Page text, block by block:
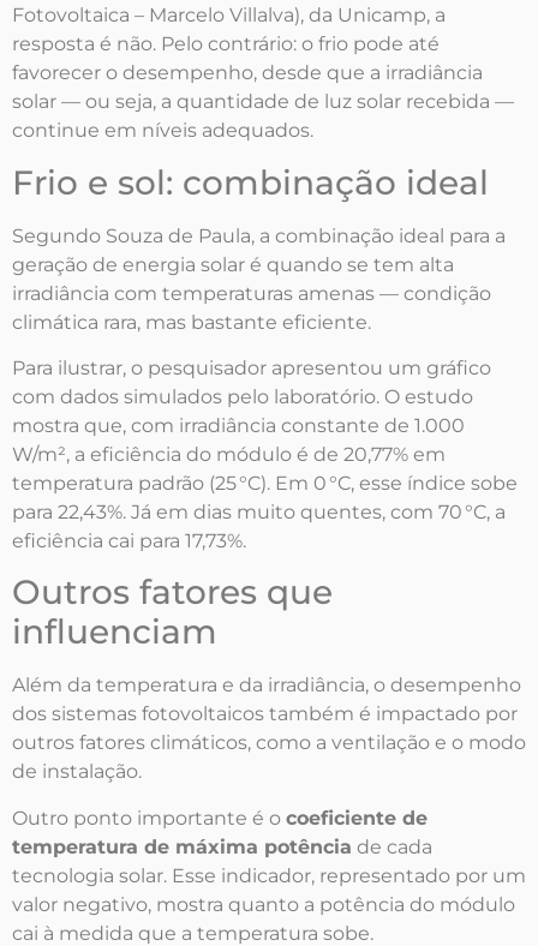
Fotovoltaica – Marcelo Villalva), da Unicamp, a
resposta é não. Pelo contrário: o frio pode até
favorecer o desempenho, desde que a irradiância
solar — ou seja, a quantidade de luz solar recebida —
continue em níveis adequados.
Frio e sol: combinação ideal
Segundo Souza de Paula, a combinação ideal para a
geração de energia solar é quando se tem alta
irradiância com temperaturas amenas — condição
climática rara, mas bastante eficiente.
Para ilustrar, o pesquisador apresentou um gráfico
com dados simulados pelo laboratório. O estudo
mostra que, com irradiância constante de 1.000
W/m², a eficiência do módulo é de 20,77% em
temperatura padrão (25 °C). Em 0 °C, esse índice sobe
para 22,43%. Já em dias muito quentes, com 70 °C, a
eficiência cai para 17,73%.
Outros fatores que
influenciam
Além da temperatura e da irradiância, o desempenho
dos sistemas fotovoltaicos também é impactado por
outros fatores climáticos, como a ventilação e o modo
de instalação.
Outro ponto importante é o coeficiente de
temperatura de máxima potência de cada
tecnologia solar. Esse indicador, representado por um
valor negativo, mostra quanto a potência do módulo
cai à medida que a temperatura sobe.